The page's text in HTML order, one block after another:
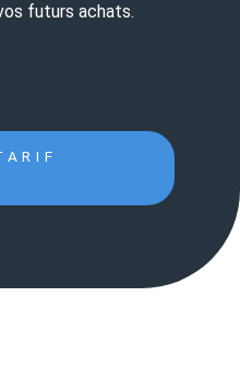
futurs achats.